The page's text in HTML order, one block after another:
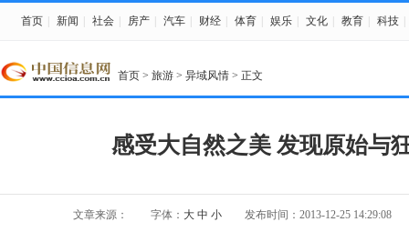
首页 新闻 社会 房产 汽车 财经 体育 娱乐 文化 教育 科技
首页 > 旅游 > 异域风情 > 正文
感受大自然之美 发现原始与
文章来源： 字体： 大 中 小 发布时间：2013-12-25 14:29:08